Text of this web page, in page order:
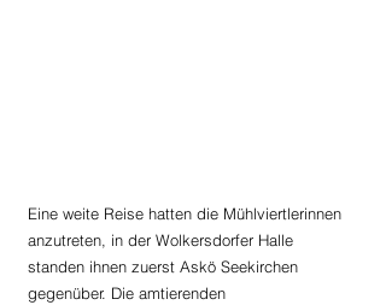
Eine weite Reise hatten die Mühlviertlerinnen
anzutreten, in der Wolkersdorfer Halle
standen ihnen zuerst Askö Seekirchen
gegenüber. Die amtierenden